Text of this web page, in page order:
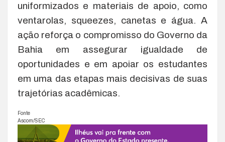
uniformizados e materiais de apoio, como
ventarolas, squeezes, canetas e água. A
ação reforça o compromisso do Governo da
Bahia em assegurar igualdade de
oportunidades e em apoiar os estudantes
em uma das etapas mais decisivas de suas
trajetórias acadêmicas.
Fonte
Ascom/SEC